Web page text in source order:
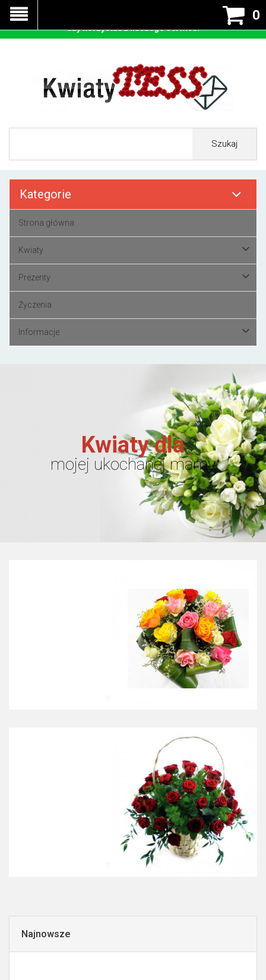
0
Szukaj
Kategorie
Strona główna
Kwiaty
Prezenty
Życzenia
Informacje
Kwiaty dla
mojej ukochanej mamy
Najnowsze
Nasza strona korzysta z cookies - czyli tzw ciastek w celu
prawidłowego działania. Zaakceptuj przyjmowanie cookies
aby korzystać z naszego serwisu.